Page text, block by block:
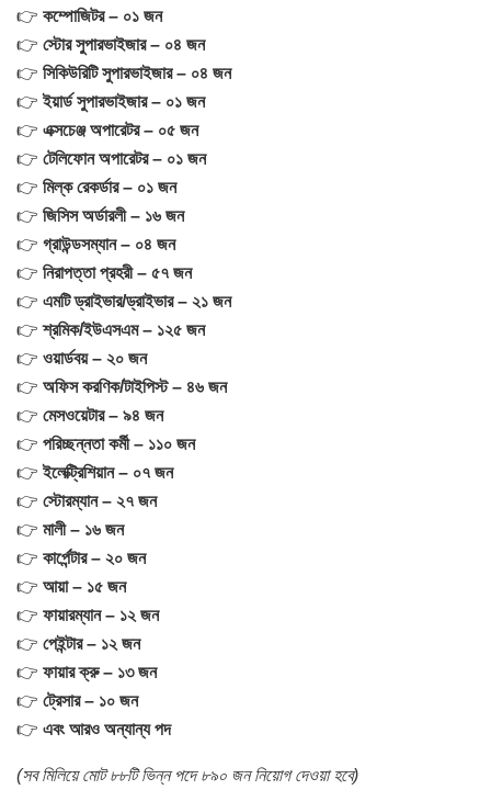
👉 কম্পোজিটর – ০১ জন
👉 স্টোর সুপারভাইজার – ০৪ জন
👉 সিকিউরিটি সুপারভাইজার – ০৪ জন
👉ইয়ার্ড সুপারভাইজার – ০১ জন
👉 এক্সচেঞ্জ অপারেটর – ০৫ জন
👉 টেলিফোন অপারেটর – ০১ জন
👉 মিল্ক রেকর্ডার – ০১ জন
👉 জিসিস অর্ডারলী – ১৬ জন
👉 গ্রাউন্ডসম্যান – ০৪ জন
👉 নিরাপত্তা প্রহরী – ৫৭ জন
👉 এমটি ড্রাইভার/ড্রাইভার – ২১ জন
👉শ্রমিক/ইউএসএম – ১২৫ জন
👉 ওয়ার্ডবয় – ২০ জন
👉 অফিস করণিক/টাইপিস্ট – ৪৬ জন
👉 মেসওয়েটার – ৯৪ জন
👉 পরিচ্ছন্নতা কর্মী – ১১০ জন
👉ইলেক্ট্রিশিয়ান – ০৭ জন
👉 স্টোরম্যান – ২৭ জন
👉 মালী – ১৬ জন
👉 কার্পেন্টার – ২০ জন
👉 আয়া – ১৫ জন
👉 ফায়ারম্যান – ১২ জন
👉 পেইন্টার – ১২ জন
👉 ফায়ার ক্রু – ১৩ জন
👉 ট্রেসার – ১০ জন
👉 এবং আরও অন্যান্য পদ
(সব মিলিয়ে মোট ৮৮টি ভিন্ন পদে ৮৯০ জন নিয়োগ দেওয়া হবে)